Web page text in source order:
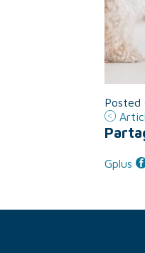
Posted
Gplus